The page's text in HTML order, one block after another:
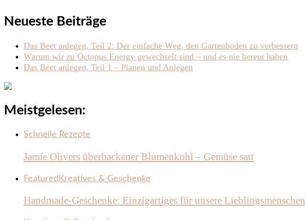
Neueste Beiträge
Das Beet anlegen, Teil 2: Der einfache Weg, den Gartenboden zu verbessern
Warum wir zu Octopus Energy gewechselt sind – und es nie bereut haben
Das Beet anlegen, Teil 1 – Planen und Anlegen
Meistgelesen:
Schnelle Rezepte
Jamie Olivers überbackener Blumenkohl – Gemüse satt
Featured Kreatives & Geschenke
Handmade-Geschenke: Einzigartiges für unsere Lieblingsmenschen